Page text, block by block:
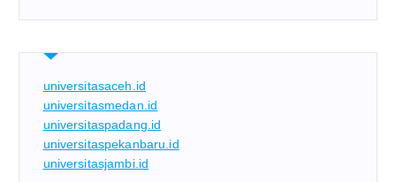
universitasaceh.id
universitasmedan.id
universitaspadang.id
universitaspekanbaru.id
universitasjambi.id